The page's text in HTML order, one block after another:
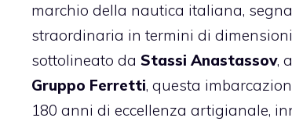
marchio della nautica italiana,
straordinaria in termini di
sottolineato da Stassi Anastassov,
Gruppo Ferretti, questa
180 anni di eccellenza artigianale,